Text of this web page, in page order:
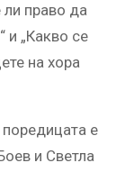
право да
и „Какво се
на хора
поредицата е
и Светла